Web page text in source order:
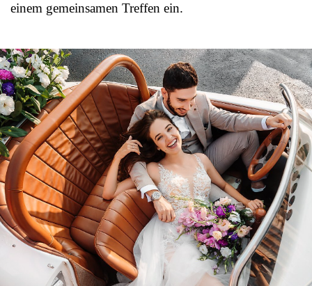
einem gemeinsamen Treffen ein.